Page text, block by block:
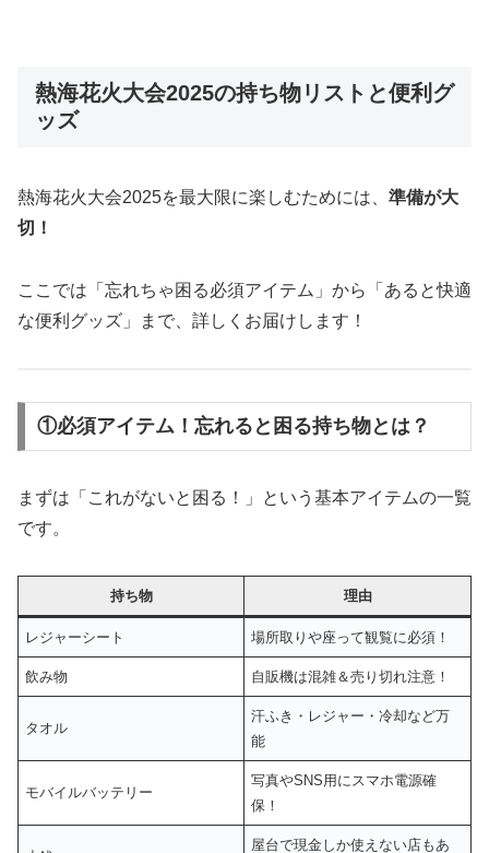
熱海花火大会2025の持ち物リストと便利グ
ッズ
熱海花火大会2025を最大限に楽しむためには、 準備が大
切！
ここでは「忘れちゃ困る必須アイテム」から「あると快適
な便利グッズ」まで、詳しくお届けします！
①必須アイテム！忘れると困る持ち物とは？
まずは「これがないと困る！」という基本アイテムの一覧
です。
持ち物 理由
レジャーシート 場所取りや座って観覧に必須！
飲み物 自販機は混雑＆売り切れ注意！
タオル
汗ふき・レジャー・冷却など万
能
モバイルバッテリー
写真やSNS用にスマホ電源確
保！
屋台で現金しか使えない店もあ